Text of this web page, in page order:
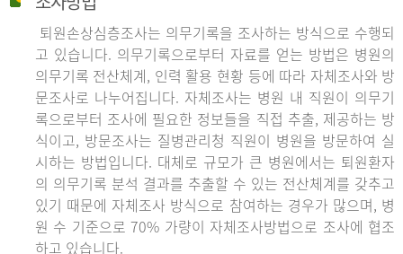
퇴원손상심층조사는 의무기록을 조사하는 방식으로 수행되
고 있습니다. 의무기록으로부터 자료를 얻는 방법은 병원의
의무기록 전산체계, 인력 활용 현황 등에 따라 자체조사와 방
문조사로 나누어집니다. 자체조사는 병원 내 직원이 의무기
록으로부터 조사에 필요한 정보들을 직접 추출, 제공하는 방
식이고, 방문조사는 질병관리청 직원이 병원을 방문하여 실
시하는 방법입니다. 대체로 규모가 큰 병원에서는 퇴원환자
의 의무기록 분석 결과를 추출할 수 있는 전산체계를 갖추고
있기 때문에 자체조사 방식으로 참여하는 경우가 많으며, 병
원 수 기준으로 70% 가량이 자체조사방법으로 조사에 협조
하고 있습니다.